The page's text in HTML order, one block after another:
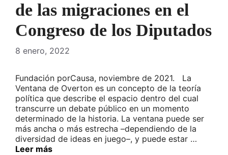
de las migraciones en el
Congreso de los Diputados
8 enero, 2022
Fundación porCausa, noviembre de 2021. La
Ventana de Overton es un concepto de la teoría
política que describe el espacio dentro del cual
transcurre un debate público en un momento
determinado de la historia. La ventana puede ser
más ancha o más estrecha –dependiendo de la
diversidad de ideas en juego–, y puede estar …
Leer más